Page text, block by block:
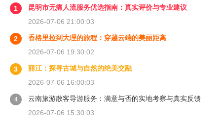
1
昆明市无痛人流服务优选指南：真实评价与专业建议
2026-07-06 21:00:03
2
香格里拉到大理的旅程：穿越云端的美丽距离
2026-07-06 19:30:02
3
丽江：探寻古城与自然的绝美交融
2026-07-06 16:00:03
4
云南旅游散客导游服务：满意与否的实地考察与真实反馈
2026-07-06 15:30:03